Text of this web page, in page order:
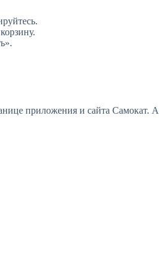
приложения и сайта Самокат.